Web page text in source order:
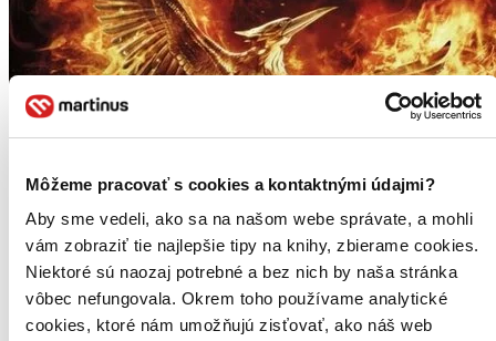
Môžeme pracovať s cookies a kontaktnými údajmi?
Aby sme vedeli, ako sa na našom webe správate, a mohli
vám zobraziť tie najlepšie tipy na knihy, zbierame cookies.
Niektoré sú naozaj potrebné a bez nich by naša stránka
vôbec nefungovala. Okrem toho používame analytické
cookies, ktoré nám umožňujú zisťovať, ako náš web